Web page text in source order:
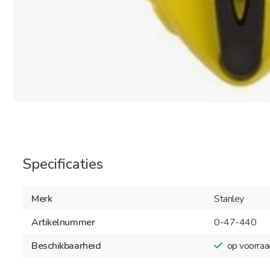
Specificaties
Merk
Stanley
Artikelnummer
0-47-440
Beschikbaarheid
op